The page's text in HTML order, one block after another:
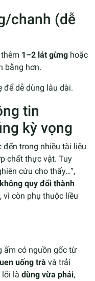
chanh (dễ
1–2 lát gừng hoặc
bằng hơn.
để dễ dùng lâu dài.
tin
kỳ vọng
trong nhiều tài liệu
chất thực vật. Tuy
cứu cho thấy…”,
không quy đổi thành
vì còn phụ thuộc liều
ấm có nguồn gốc từ
uống trà và trải
lõi là dùng vừa phải,